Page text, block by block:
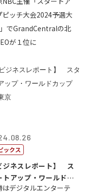
ピッチ大会2024予選大
でGrandCentralの北
が１位に
ックス
ジネスレポート】 ス
トアップ・ワールドカ
2024...
はデジタルエンターテ